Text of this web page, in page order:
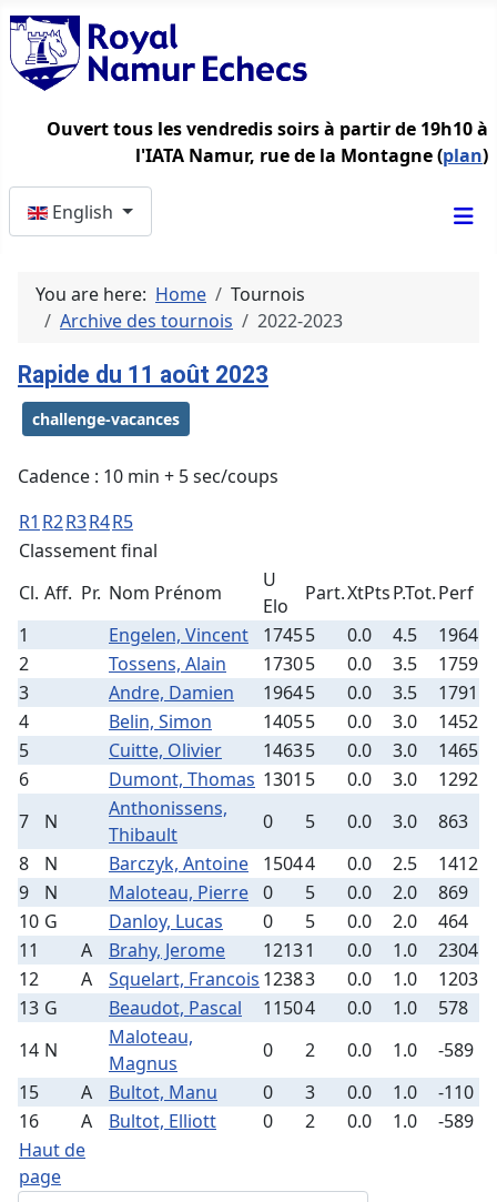
Ouvert tous les vendredis soirs à partir de 19h10 à
l'IATA Namur, rue de la Montagne (plan)
English
You are here: Home
Tournois
Archive des tournois
2022-2023
Rapide du 11 août 2023
challenge-vacances
Cadence : 10 min + 5 sec/coups
R1 R2R3R4R5
Classement final
Cl. Aff. Pr. Nom Prénom
U
Elo
Part.XtPtsP.Tot.Perf
1
Engelen, Vincent 17455 0.0 4.5
1964
2
Tossens, Alain 17305 0.0 3.5
1759
3
Andre, Damien 19645 0.0 3.5
1791
4
Belin, Simon 14055 0.0 3.0
1452
5
Cuitte, Olivier 14635 0.0 3.0
1465
6
Dumont, Thomas 1301 5 0.0 3.0
1292
7
N
Anthonissens,
Thibault
0 5 0.0 3.0
863
8
N Barczyk, Antoine 15044 0.0 2.5
1412
9
N Maloteau, Pierre 0 5 0.0 2.0
869
10 G Danloy, Lucas 0 5 0.0 2.0
464
11
A Brahy, Jerome 12131 0.0 1.0
2304
12
A Squelart, Francois 12383 0.0 1.0
1203
13 G Beaudot, Pascal 11504 0.0 1.0
578
14 N
Maloteau,
Magnus
0 2 0.0 1.0
-589
15
A Bultot, Manu 0 3 0.0 1.0
-110
16
A Bultot, Elliott 0 2 0.0 1.0
-589
Haut de
page